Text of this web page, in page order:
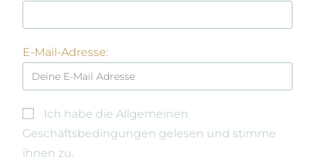
E-Mail-Adresse:
Ich habe die Allgemeinen
Geschäftsbedingungen gelesen und stimme
ihnen zu.